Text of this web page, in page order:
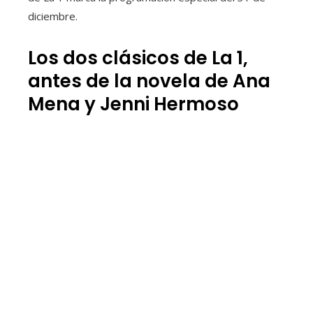
diciembre.
Los dos clásicos de La 1,
antes de la novela de Ana
Mena y Jenni Hermoso